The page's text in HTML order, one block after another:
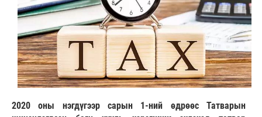
2020 оны нэгдүгээр сарын 1-ний өдрөөс Татварын